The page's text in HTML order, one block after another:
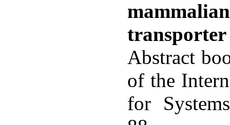
Abstract
of the
for